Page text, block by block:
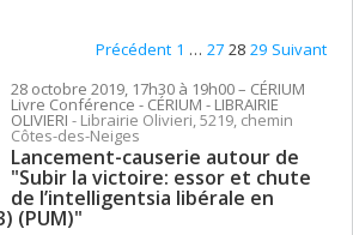
Précédent 1 … 27 28 29 Suivant
28 octobre 2019, 17h30 à 19h00– CÉRIUM
Livre Conférence- CÉRIUM - LIBRAIRIE
OLIVIERI- Librairie Olivieri, 5219, chemin
Côtes-des-Neiges
Lancement-causerie autour de
"Subir la victoire: essor et chute
de l’intelligentsia libérale en
(PUM)"